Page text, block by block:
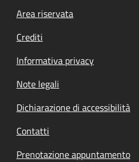
Footer menu
Area riservata
Crediti
Informativa privacy
Note legali
Dichiarazione di accessibilità
Contatti
Prenotazione appuntamento